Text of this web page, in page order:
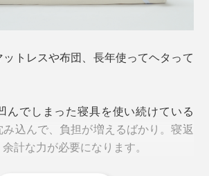
トレスや布団、長年使ってヘタって
んでしまった寝具を使い続けている
込んで、負担が増えるばかり。寝返
計な力が必要になります。